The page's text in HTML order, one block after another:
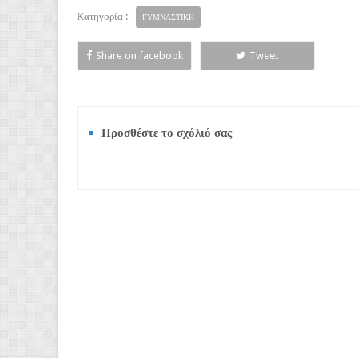
Κατηγορία : ΓΥΜΝΑΣΤΙΚΗ
Share on facebook Tweet
Προσθέστε το σχόλιό σας